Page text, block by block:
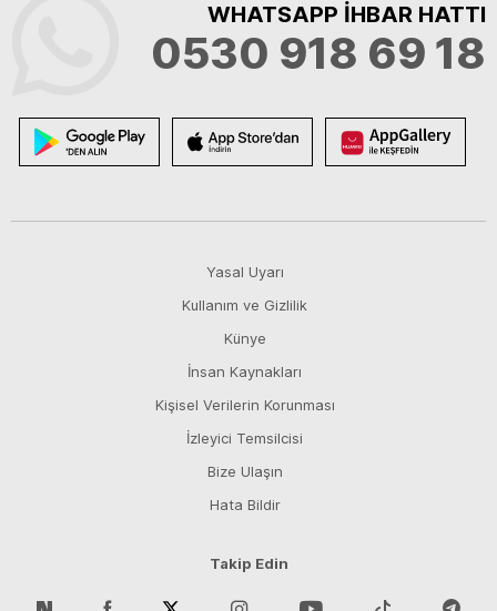
WHATSAPP İHBAR HATTI
0530 918 69 18
Yasal Uyarı
Kullanım ve Gizlilik
Künye
İnsan Kaynakları
Kişisel Verilerin Korunması
İzleyici Temsilcisi
Bize Ulaşın
Hata Bildir
Takip Edin